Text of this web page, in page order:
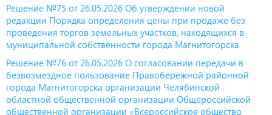
Решение №75 от 26.05.2026 Об утверждении новой
редакции Порядка определения цены при продаже без
проведения торгов земельных участков, находящихся в
муниципальной собственности города Магнитогорска
Решение №76 от 26.05.2026 О согласовании передачи в
безвозмездное пользование Правобережной районной
города Магнитогорска организации Челябинской
областной общественной организации Общероссийской
общественной организации «Всероссийское общество